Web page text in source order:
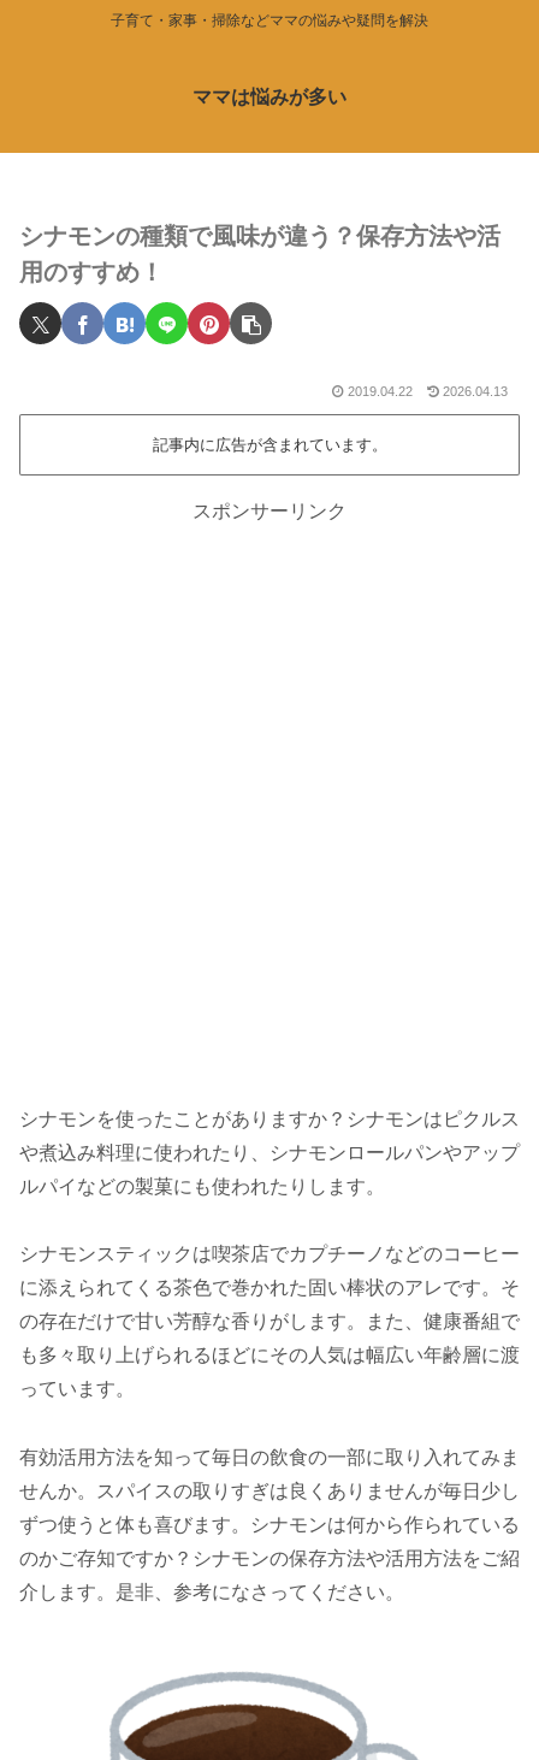
子育て・家事・掃除などママの悩みや疑問を解決
ママは悩みが多い
シナモンの種類で風味が違う？保存方法や活
用のすすめ！
2019.04.22 2026.04.13
記事内に広告が含まれています。
スポンサーリンク
シナモンを使ったことがありますか？シナモンはピクルス
や煮込み料理に使われたり、シナモンロールパンやアップ
ルパイなどの製菓にも使われたりします。
シナモンスティックは喫茶店でカプチーノなどのコーヒー
に添えられてくる茶色で巻かれた固い棒状のアレです。そ
の存在だけで甘い芳醇な香りがします。また、健康番組で
も多々取り上げられるほどにその人気は幅広い年齢層に渡
っています。
有効活用方法を知って毎日の飲食の一部に取り入れてみま
せんか。スパイスの取りすぎは良くありませんが毎日少し
ずつ使うと体も喜びます。シナモンは何から作られている
のかご存知ですか？シナモンの保存方法や活用方法をご紹
介します。是非、参考になさってください。